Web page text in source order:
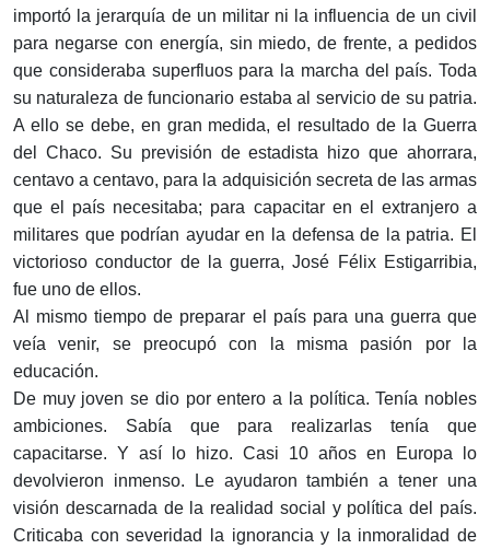
importó la jerarquía de un militar ni la influencia de un civil
para negarse con energía, sin miedo, de frente, a pedidos
que consideraba superfluos para la marcha del país. Toda
su naturaleza de funcionario estaba al servicio de su patria.
A ello se debe, en gran medida, el resultado de la Guerra
del Chaco. Su previsión de estadista hizo que ahorrara,
centavo a centavo, para la adquisición secreta de las armas
que el país necesitaba; para capacitar en el extranjero a
militares que podrían ayudar en la defensa de la patria. El
victorioso conductor de la guerra, José Félix Estigarribia,
fue uno de ellos.
Al mismo tiempo de preparar el país para una guerra que
veía venir, se preocupó con la misma pasión por la
educación.
De muy joven se dio por entero a la política. Tenía nobles
ambiciones. Sabía que para realizarlas tenía que
capacitarse. Y así lo hizo. Casi 10 años en Europa lo
devolvieron inmenso. Le ayudaron también a tener una
visión descarnada de la realidad social y política del país.
Criticaba con severidad la ignorancia y la inmoralidad de